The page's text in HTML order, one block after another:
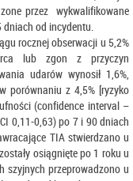
przez wykwalifikowane
dniach od incydentu.
rocznej obserwacji u 5,2%
lub zgon z przyczyn
udarów wynosił 1,6%,
porównaniu z 4,5% [ryzyko
(confidence interval –
0,11-0,63) po 7 i 90 dniach
TIA stwierdzano u
osiągnięte po 1 roku u
szyjnych przeprowadzono u